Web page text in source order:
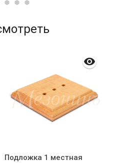
Подложка 1 местная